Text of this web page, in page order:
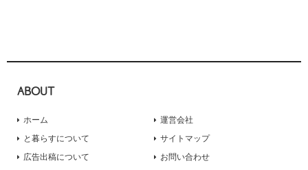
ABOUT
ホーム
と暮らすについて
広告出稿について
運営会社
サイトマップ
お問い合わせ